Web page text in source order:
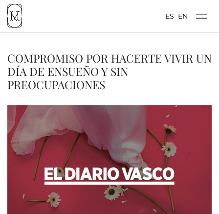
ES EN
COMPROMISO POR HACERTE VIVIR UN
DÍA DE ENSUEÑO Y SIN
PREOCUPACIONES